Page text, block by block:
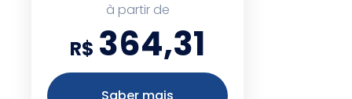
à partir de
R$ 364,31